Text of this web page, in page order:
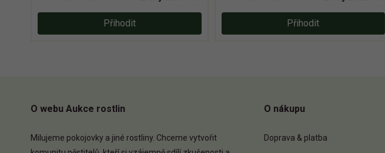
Přihodit Přihodit
O webu Aukce rostlin
Milujeme pokojovky a jiné rostliny. Chceme vytvořit
O nákupu
Doprava & platba